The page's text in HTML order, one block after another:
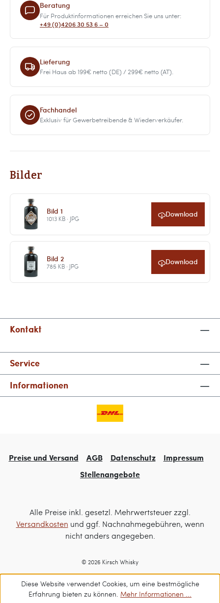
Beratung
Für Produktinformationen erreichen Sie uns unter:
+49 (0)4206 30 53 6 – 0
Lieferung
Frei Haus ab 199€ netto (DE) / 299€ netto (AT).
Fachhandel
Exklusiv für Gewerbetreibende & Wiederverkäufer.
Bilder
Bild 1
1013 KB · JPG Download
Bild 2
785 KB · JPG Download
Kontakt
Service
Informationen
Preise und Versand AGB Datenschutz
Impressum
Stellenangebote
Alle Preise inkl. gesetzl. Mehrwertsteuer zzgl.
Versandkosten und ggf. Nachnahmegebühren, wenn
nicht anders angegeben.
© 2026 Kirsch Whisky
Diese Website verwendet Cookies, um eine bestmögliche
Erfahrung bieten zu können. Mehr Informationen ...